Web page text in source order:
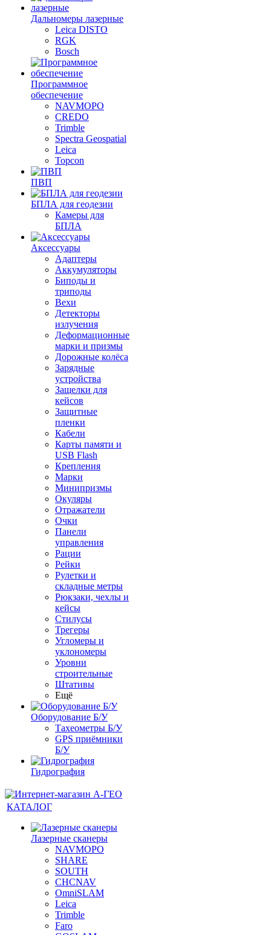
Дальномеры лазерные
Leica DISTO
RGK
Bosch
Программное
обеспечение
NAVMOPO
CREDO
Trimble
Spectra Geospatial
Leica
Topcon
ПВП
БПЛА для геодезии
Камеры для
БПЛА
Аксессуары
Адаптеры
Аккумуляторы
Биподы и
триподы
Вехи
Детекторы
излучения
Деформационные
марки и призмы
Дорожные колёса
Зарядные
устройства
Защелки для
кейсов
Защитные
пленки
Кабели
Карты памяти и
USB Flash
Крепления
Марки
Минипризмы
Окуляры
Отражатели
Очки
Панели
управления
Рации
Рейки
Рулетки и
складные метры
Рюкзаки, чехлы и
кейсы
Стилусы
Трегеры
Угломеры и
уклономеры
Уровни
строительные
Штативы
Ещё
Оборудование Б/У
Тахеометры Б/У
GPS приёмники
Б/У
Гидрография
КАТАЛОГ
Лазерные сканеры
NAVMOPO
SHARE
SOUTH
CHCNAV
OmniSLAM
Leica
Trimble
Faro